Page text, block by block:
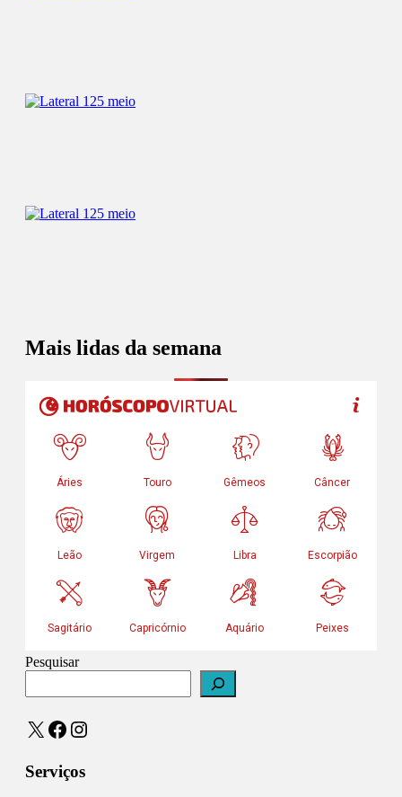
Mais lidas da semana
Pesquisar
X Facebook
Instagram
Serviços